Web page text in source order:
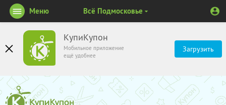
КупиКупон
Мобильное приложение
ещё удобнее
Загрузить
Меню Всё Подмосковье